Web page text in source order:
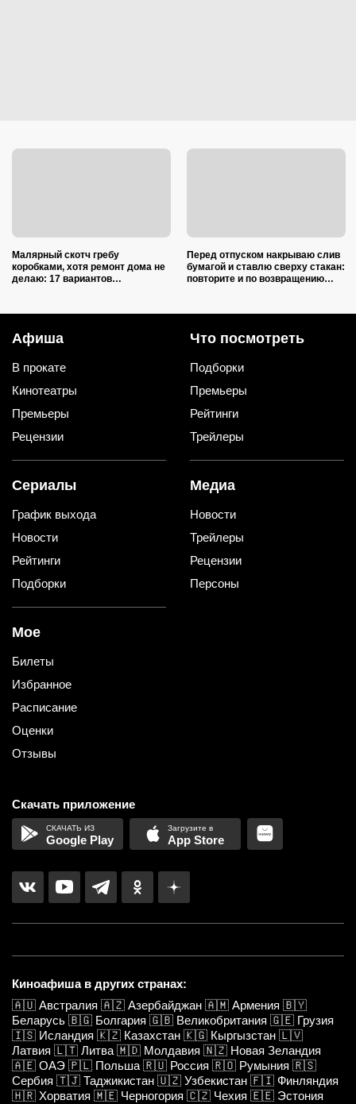
Малярный скотч гребу
коробками, хотя ремонт дома не
делаю: 17 вариантов
Перед отпуском накрываю слив
бумагой и ставлю сверху стакан:
повторите и по возвращению
Афиша
В прокате
Кинотеатры
Премьеры
Рецензии
Что посмотреть
Подборки
Премьеры
Рейтинги
Трейлеры
Сериалы
График выхода
Новости
Рейтинги
Подборки
Медиа
Новости
Трейлеры
Рецензии
Персоны
Мое
Билеты
Избранное
Расписание
Оценки
Отзывы
Скачать приложение
Google Play App Store
Киноафиша в других странах:
🇦🇺 Австралия 🇦🇿 Азербайджан 🇦🇲 Армения 🇧🇾
Беларусь 🇧🇬 Болгария 🇬🇧 Великобритания 🇬🇪 Грузия
🇮🇸 Исландия 🇰🇿 Казахстан 🇰🇬 Кыргызстан 🇱🇻
Латвия 🇱🇹 Литва 🇲🇩 Молдавия 🇳🇿 Новая Зеландия
🇦🇪 ОАЭ 🇵🇱 Польша 🇷🇺 Россия 🇷🇴 Румыния 🇷🇸
Сербия 🇹🇯 Таджикистан 🇺🇿 Узбекистан 🇫🇮 Финляндия
🇭🇷 Хорватия 🇲🇪 Черногория 🇨🇿 Чехия 🇪🇪 Эстония